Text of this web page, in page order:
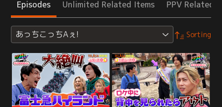
Episodes Unlimited Related Items PPV Related
あっちこっちAぇ! Sorting